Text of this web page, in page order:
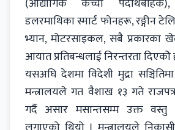
(औद्योगिक कच्चा
डलरमाथिका स्मार्ट फोनहरू, रङ्गीन
भ्यान, मोटरसाइकल, सबै प्रकारका
आयात प्रतिबन्धलाई निरन्तरता दिएकोे
यसअघि देशमा विदेशी मुद्रा
मन्त्रालयले गत वैशाख १३ गते
गर्दै असार मसान्तसम्म उक्त वस्तु